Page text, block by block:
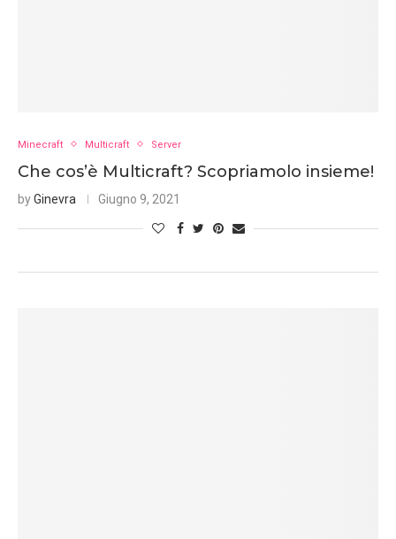
Minecraft Multicraft Server
Che cos’è Multicraft? Scopriamolo insieme!
byGinevra Giugno 9, 2021